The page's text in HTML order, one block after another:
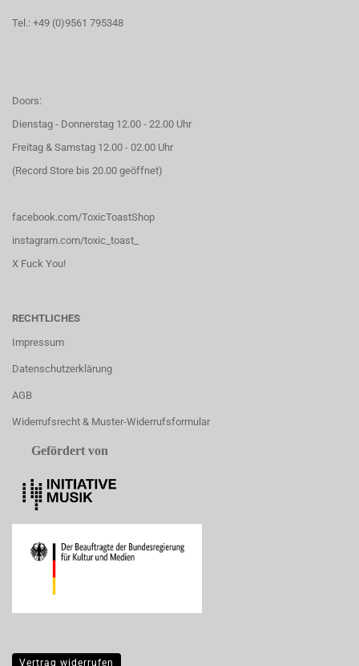
Tel.: +49 (0)9561 795348
Doors:
Dienstag - Donnerstag 12.00 - 22.00 Uhr
Freitag & Samstag 12.00 - 02.00 Uhr
(Record Store bis 20.00 geöffnet)
facebook.com/ToxicToastShop
instagram.com/toxic_toast_
X Fuck You!
RECHTLICHES
Impressum
Datenschutzerklärung
AGB
Widerrufsrecht & Muster-Widerrufsformular
Gefördert von
Vertrag widerrufen